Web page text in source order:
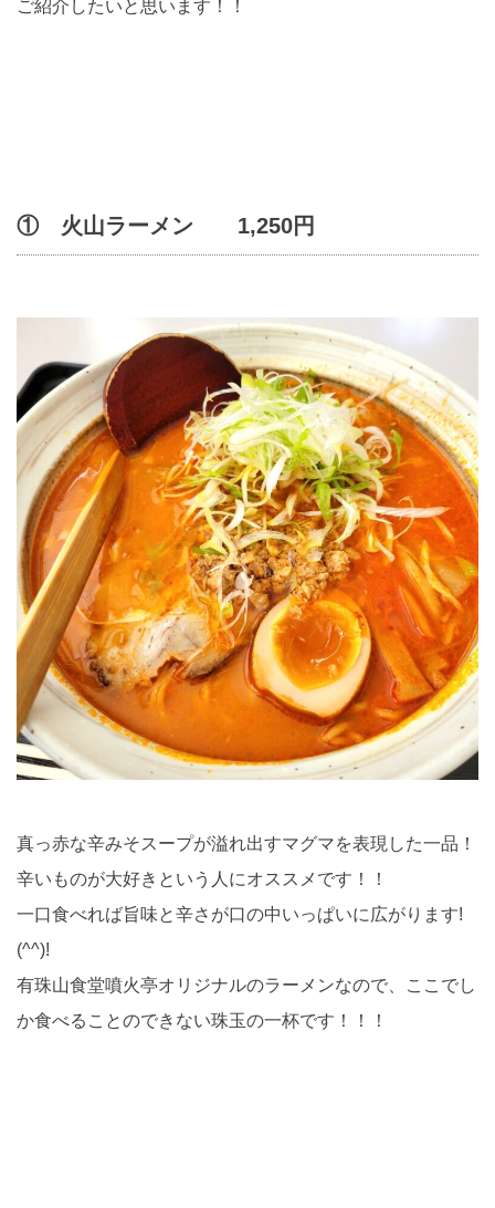
ご紹介したいと思います！！
① 火山ラーメン 1,250円
真っ赤な辛みそスープが溢れ出すマグマを表現した一品！
辛いものが大好きという人にオススメです！！
一口食べれば旨味と辛さが口の中いっぱいに広がります!
(^^)!
有珠山食堂噴火亭オリジナルのラーメンなので、ここでし
か食べることのできない珠玉の一杯です！！！